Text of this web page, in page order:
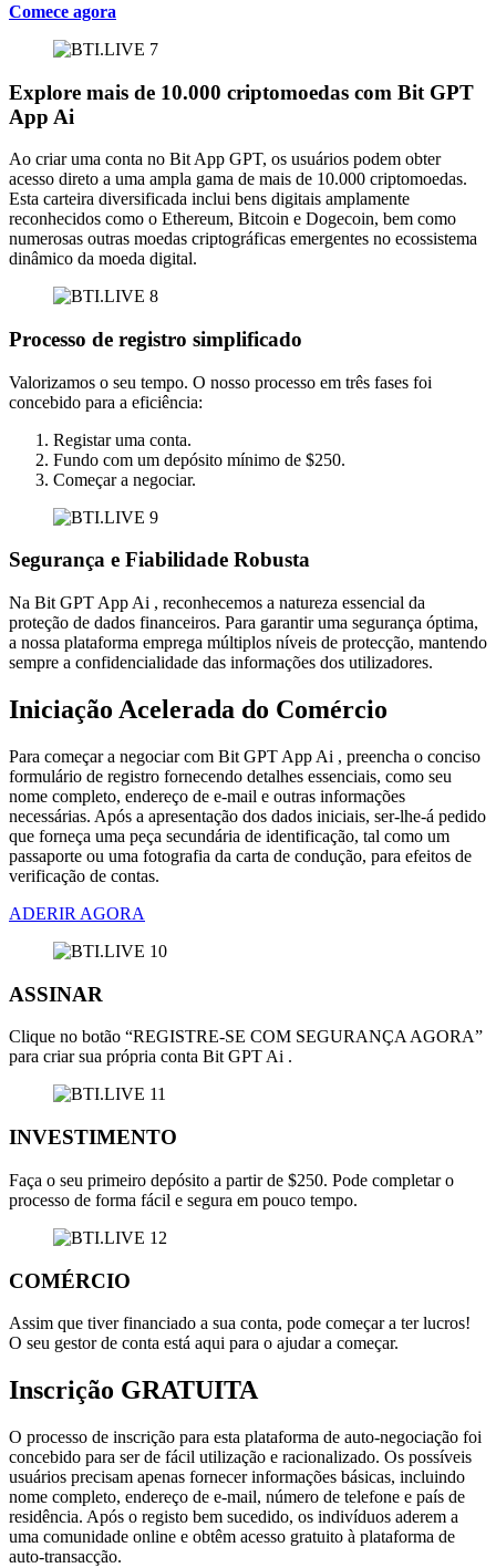
Comece agora
Explore mais de 10.000 criptomoedas com Bit GPT
App Ai
Ao criar uma conta no Bit App GPT, os usuários podem obter
acesso direto a uma ampla gama de mais de 10.000 criptomoedas.
Esta carteira diversificada inclui bens digitais amplamente
reconhecidos como o Ethereum, Bitcoin e Dogecoin, bem como
numerosas outras moedas criptográficas emergentes no ecossistema
dinâmico da moeda digital.
Processo de registro simplificado
Valorizamos o seu tempo. O nosso processo em três fases foi
concebido para a eficiência:
Registar uma conta.
Fundo com um depósito mínimo de $250.
Começar a negociar.
Segurança e Fiabilidade Robusta
Na Bit GPT App Ai , reconhecemos a natureza essencial da
proteção de dados financeiros. Para garantir uma segurança óptima,
a nossa plataforma emprega múltiplos níveis de protecção, mantendo
sempre a confidencialidade das informações dos utilizadores.
Iniciação Acelerada do Comércio
Para começar a negociar com Bit GPT App Ai , preencha o conciso
formulário de registro fornecendo detalhes essenciais, como seu
nome completo, endereço de e-mail e outras informações
necessárias. Após a apresentação dos dados iniciais, ser-lhe-á pedido
que forneça uma peça secundária de identificação, tal como um
passaporte ou uma fotografia da carta de condução, para efeitos de
verificação de contas.
ADERIR AGORA
ASSINAR
Clique no botão “REGISTRE-SE COM SEGURANÇA AGORA”
para criar sua própria conta Bit GPT Ai .
INVESTIMENTO
Faça o seu primeiro depósito a partir de $250. Pode completar o
processo de forma fácil e segura em pouco tempo.
COMÉRCIO
Assim que tiver financiado a sua conta, pode começar a ter lucros!
O seu gestor de conta está aqui para o ajudar a começar.
Inscrição GRATUITA
O processo de inscrição para esta plataforma de auto-negociação foi
concebido para ser de fácil utilização e racionalizado. Os possíveis
usuários precisam apenas fornecer informações básicas, incluindo
nome completo, endereço de e-mail, número de telefone e país de
residência. Após o registo bem sucedido, os indivíduos aderem a
uma comunidade online e obtêm acesso gratuito à plataforma de
auto-transacção.